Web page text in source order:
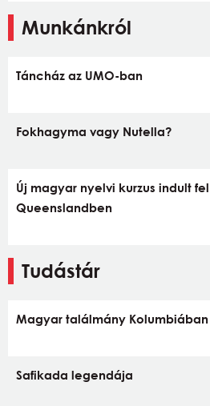
Munkánkról
Táncház az UMO-ban
Fokhagyma vagy Nutella?
Új magyar nyelvi kurzus indult
Queenslandben
Tudástár
Magyar találmány Kolumbiában
Safikada legendája